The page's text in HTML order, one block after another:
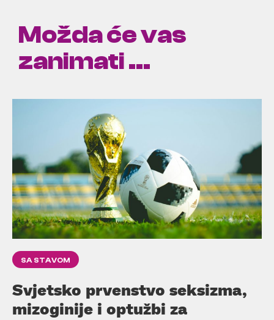
Možda će vas
zanimati ...
SA STAVOM
Svjetsko prvenstvo seksizma,
mizoginije i optužbi za